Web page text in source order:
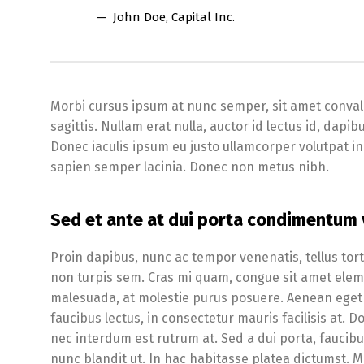
John Doe, Capital Inc.
Morbi cursus ipsum at nunc semper, sit amet
sagittis. Nullam erat nulla, auctor id lectus id,
Donec iaculis ipsum eu justo ullamcorper volutpat
sapien semper lacinia. Donec non metus nibh.
Sed et ante at dui porta condimentum
Proin dapibus, nunc ac tempor venenatis, tellus
non turpis sem. Cras mi quam, congue sit amet
malesuada, at molestie purus posuere. Aenean
faucibus lectus, in consectetur mauris facilisis at.
nec interdum est rutrum at. Sed a dui porta,
nunc blandit ut. In hac habitasse platea dictumst.